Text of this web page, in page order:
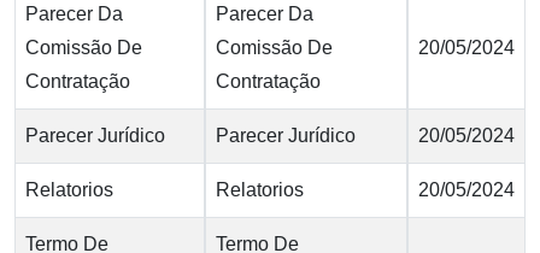
Parecer Da
Comissão De
Contratação
Parecer Da
Comissão De
Contratação
20/05/2024
Parecer Jurídico Parecer Jurídico 20/05/2024
Relatorios Relatorios 20/05/2024
Termo De
Termo De